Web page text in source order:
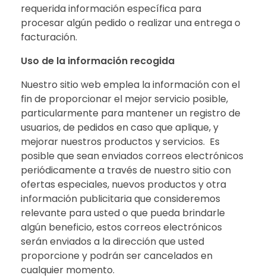
requerida información específica para
procesar algún pedido o realizar una entrega o
facturación.
Uso de la información recogida
Nuestro sitio web emplea la información con el
fin de proporcionar el mejor servicio posible,
particularmente para mantener un registro de
usuarios, de pedidos en caso que aplique, y
mejorar nuestros productos y servicios. Es
posible que sean enviados correos electrónicos
periódicamente a través de nuestro sitio con
ofertas especiales, nuevos productos y otra
información publicitaria que consideremos
relevante para usted o que pueda brindarle
algún beneficio, estos correos electrónicos
serán enviados a la dirección que usted
proporcione y podrán ser cancelados en
cualquier momento.